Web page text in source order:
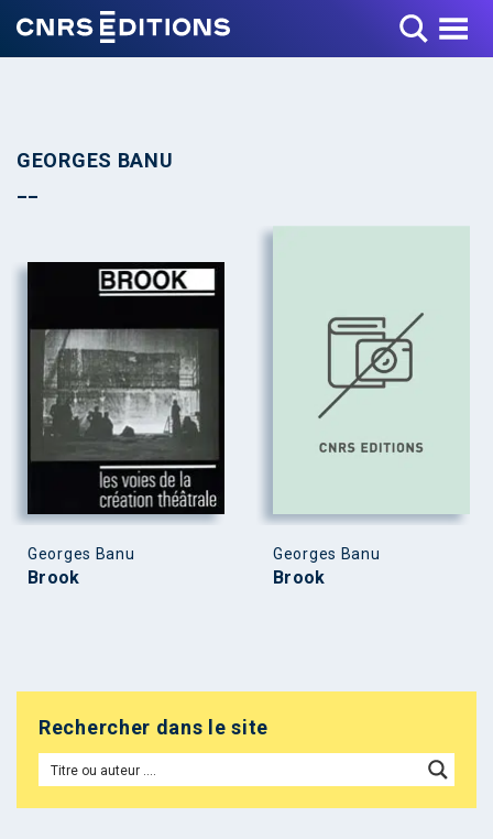
Toggle Menu
GEORGES BANU
Georges Banu
Brook
Georges Banu
Brook
Rechercher dans le site